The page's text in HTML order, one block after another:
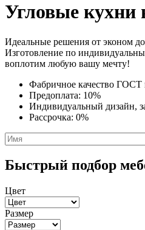
Угловые кухни
Идеальные решения от эконом
Изготовление по
воплотим любую вашу мечту!
Фабричное качество ГОСТ
Предоплата: 10%
Индивидуальный дизайн,
Рассрочка: 0%
Быстрый подбор
Цвет
Размер